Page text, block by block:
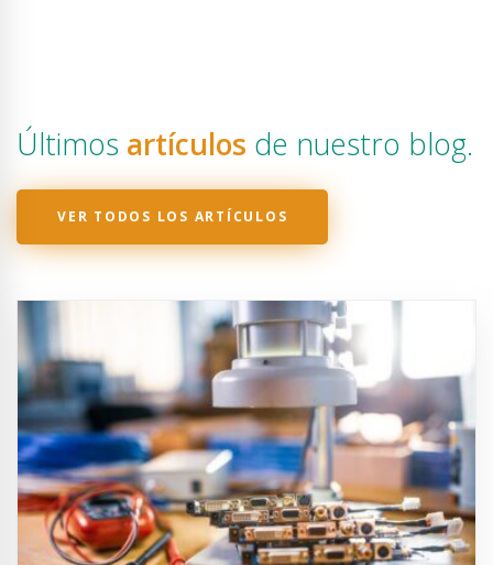
Últimos artículos de nuestro blog.
VER TODOS LOS ARTÍCULOS